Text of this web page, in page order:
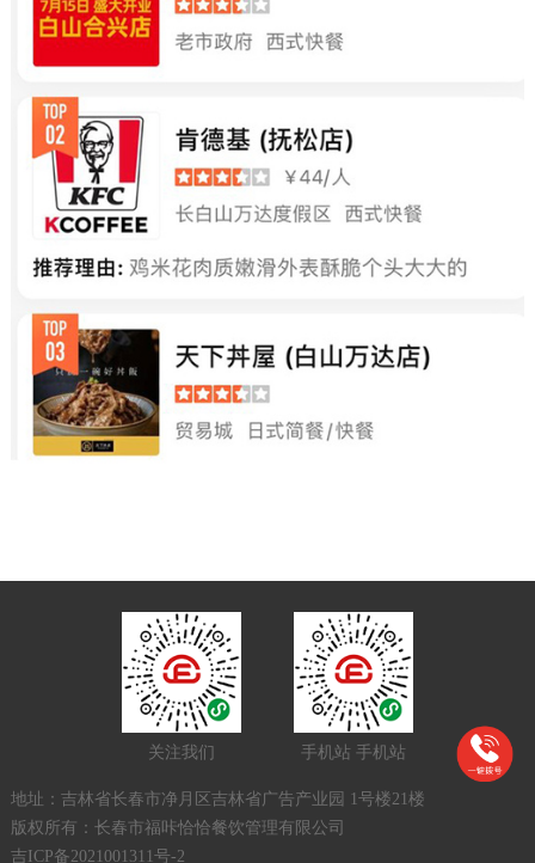
关注我们 手机站 手机站
地址：吉林省长春市净月区吉林省广告产业园 1号楼21楼
版权所有：长春市福咔恰恰餐饮管理有限公司
吉ICP备2021001311号-2